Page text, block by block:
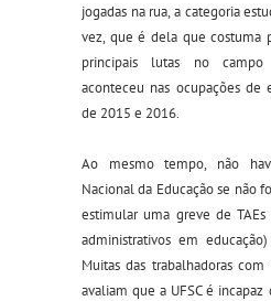
jogadas na rua, a categoria
vez, que é dela que costuma
principais lutas no
aconteceu nas ocupações de
de 2015 e 2016.
Ao mesmo tempo, não
Nacional da Educação se não
estimular uma greve de
administrativos em
Muitas das trabalhadoras
avaliam que a UFSC é